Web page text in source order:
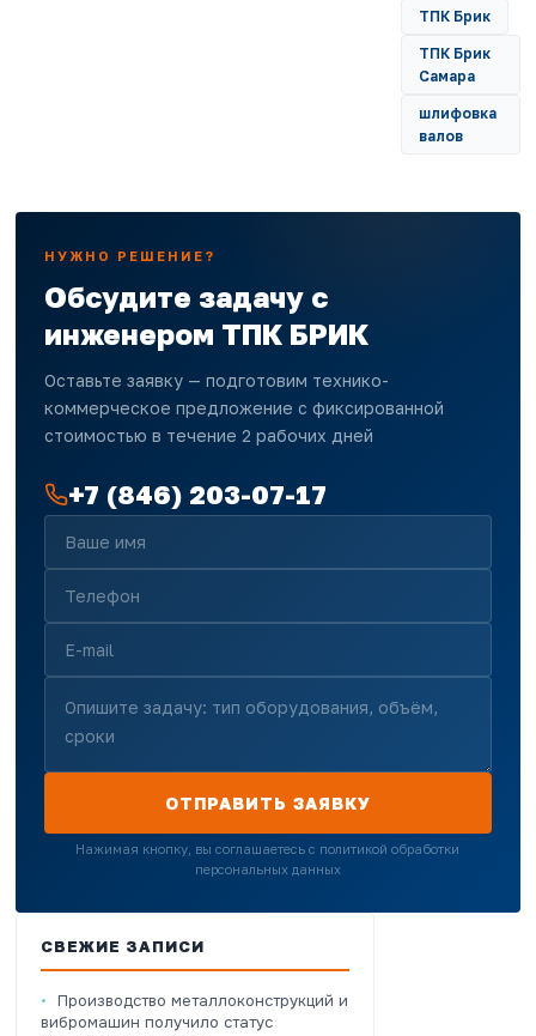
ТПК Брик
ТПК Брик
Самара
шлифовка
валов
НУЖНО РЕШЕНИЕ?
Обсудите задачу с
инженером ТПК БРИК
Оставьте заявку — подготовим технико-
коммерческое предложение с фиксированной
стоимостью в течение 2 рабочих дней
+7 (846) 203-07-17
ОТПРАВИТЬ ЗАЯВКУ
Нажимая кнопку, вы соглашаетесь с политикой обработки
персональных данных
СВЕЖИЕ ЗАПИСИ
Производство металлоконструкций и
вибромашин получило статус